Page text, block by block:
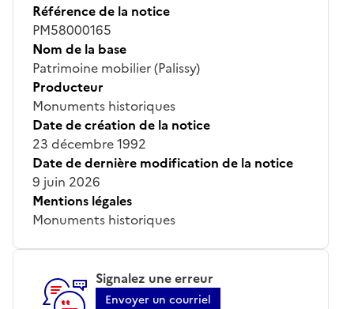
Référence de la notice
PM58000165
Nom de la base
Patrimoine mobilier (Palissy)
Producteur
Monuments historiques
Date de création de la notice
23 décembre 1992
Date de dernière modification de la notice
9 juin 2026
Mentions légales
Monuments historiques
Signalez une erreur
Envoyer un courriel